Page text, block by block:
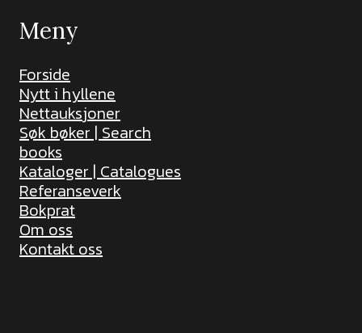
Meny
Forside
Nytt i hyllene
Nettauksjoner
Søk bøker | Search
books
Kataloger | Catalogues
Referanseverk
Bokprat
Om oss
Kontakt oss